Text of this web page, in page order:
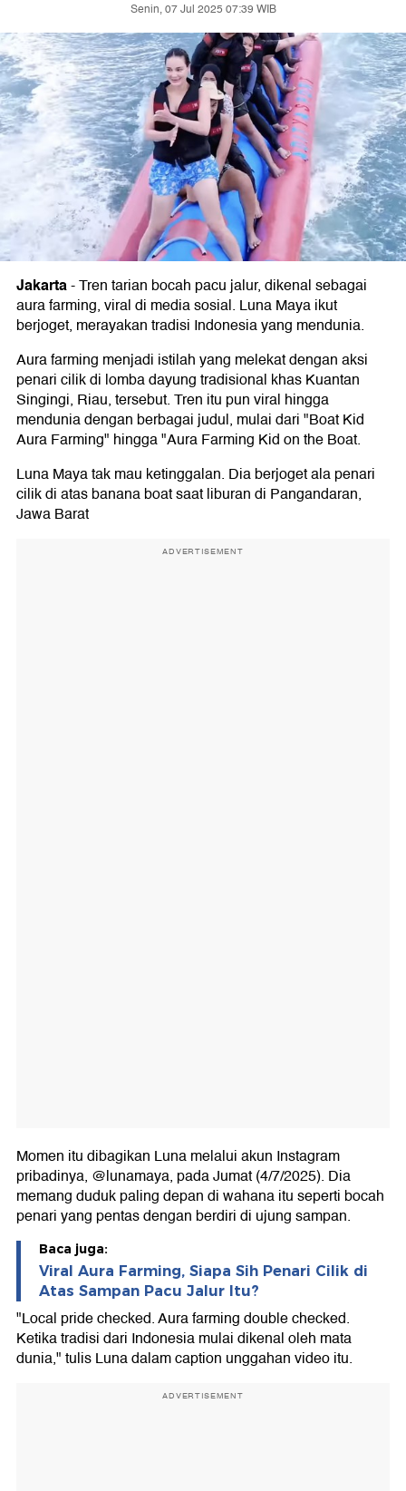
Senin, 07 Jul 2025 07:39 WIB
Jakarta-Tren tarian bocah pacu jalur, dikenal sebagai
aura farming, viral di media sosial. Luna Maya ikut
berjoget, merayakan tradisi Indonesia yang mendunia.
Aura farming menjadi istilah yang melekat dengan aksi
penari cilik di lomba dayung tradisional khas Kuantan
Singingi, Riau, tersebut. Tren itu pun viral hingga
mendunia dengan berbagai judul, mulai dari "Boat Kid
Aura Farming" hingga "Aura Farming Kid on the Boat.
Luna Maya tak mau ketinggalan. Dia berjoget ala penari
cilik di atas banana boat saat liburan di Pangandaran,
Jawa Barat
ADVERTISEMENT
Momen itu dibagikan Luna melalui akun Instagram
pribadinya, @lunamaya, pada Jumat (4/7/2025). Dia
memang duduk paling depan di wahana itu seperti bocah
penari yang pentas dengan berdiri di ujung sampan.
Baca juga:
Viral Aura Farming, Siapa Sih Penari Cilik di
Atas Sampan Pacu Jalur Itu?
"Local pride checked. Aura farming double checked.
Ketika tradisi dari Indonesia mulai dikenal oleh mata
dunia," tulis Luna dalam caption unggahan video itu.
ADVERTISEMENT